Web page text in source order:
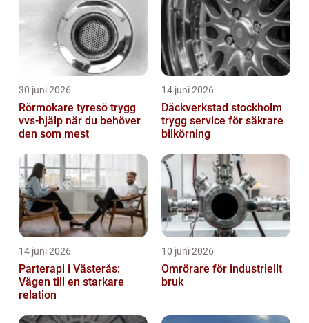
30 juni 2026
Rörmokare tyresö trygg
vvs-hjälp när du behöver
den som mest
14 juni 2026
Däckverkstad stockholm
trygg service för säkrare
bilkörning
14 juni 2026
Parterapi i Västerås:
Vägen till en starkare
relation
10 juni 2026
Omrörare för industriellt
bruk